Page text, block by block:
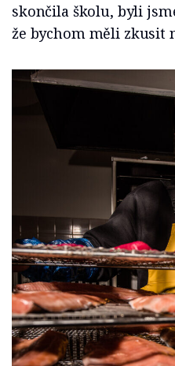
skončila školu, byli
že bychom měli zkusit